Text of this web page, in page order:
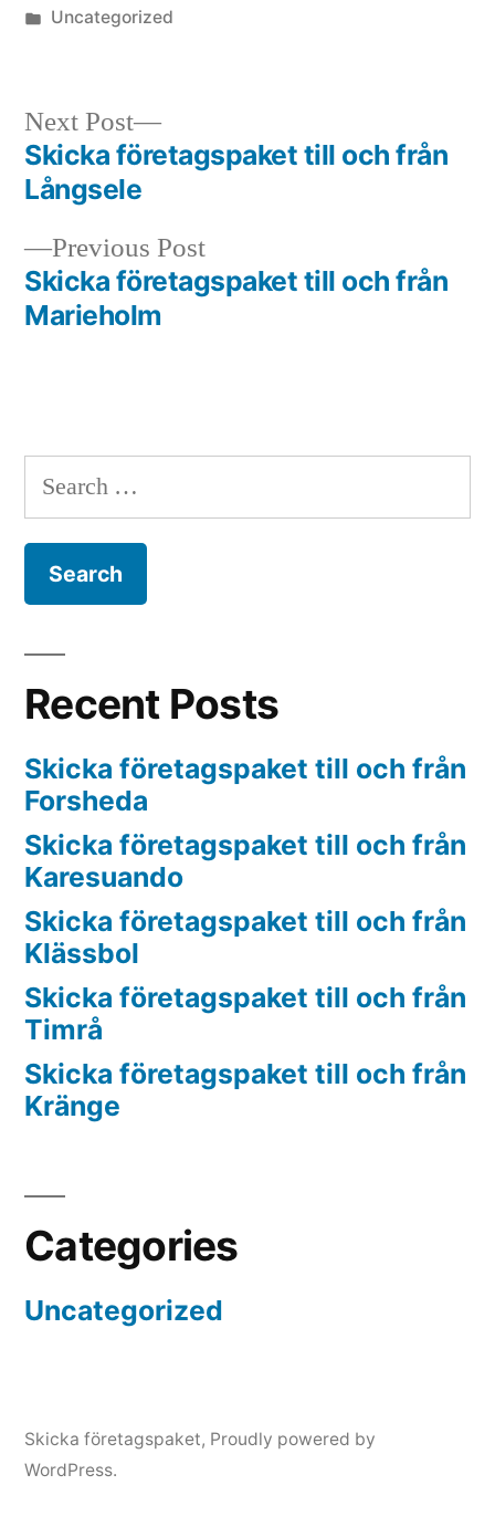
by
Posted
Uncategorized
Post
navigation
Previous PostPrevious
post:
Skicka företagspaket till och från
Marieholm
Next Post
Next
post:
Skicka företagspaket till och från
Långsele
Search
for:
Recent Posts
Skicka företagspaket till och från
Forsheda
Skicka företagspaket till och från
Karesuando
Skicka företagspaket till och från
Klässbol
Skicka företagspaket till och från
Timrå
Skicka företagspaket till och från
Kränge
Categories
Uncategorized
Skicka företagspaket, Proudly powered by
WordPress.